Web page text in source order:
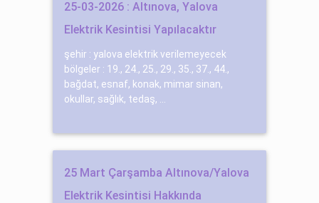
25-03-2026 : Altınova, Yalova
Elektrik Kesintisi Yapılacaktır
şehir : yalova elektrik verilemeyecek
bölgeler : 19., 24., 25., 29., 35., 37., 44.,
bağdat, esnaf, konak, mimar sinan,
okullar, sağlık, tedaş, ...
25 Mart Çarşamba Altınova/Yalova
Elektrik Kesintisi Hakkında